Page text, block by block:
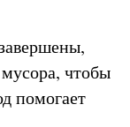
чтобы
помогает